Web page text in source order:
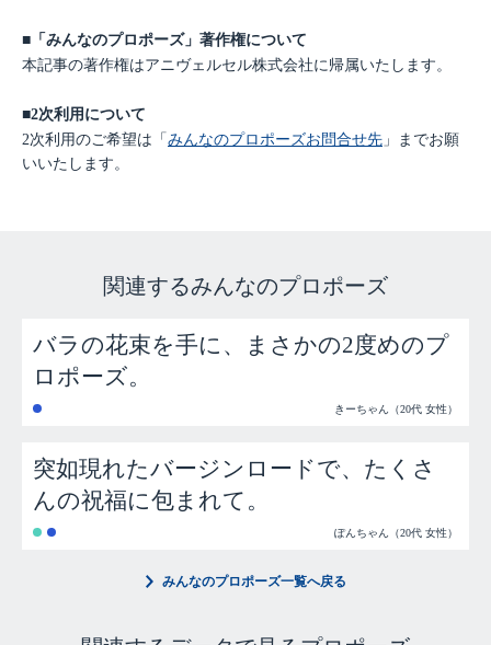
■「みんなのプロポーズ」著作権について
本記事の著作権はアニヴェルセル株式会社に帰属いたします。
■2次利用について
2次利用のご希望は「 みんなのプロポーズお問合せ先 」までお願
いいたします。
関連するみんなのプロポーズ
バラの花束を手に、まさかの2度めのプ
ロポーズ。
きーちゃん（20代 女性）
突如現れたバージンロードで、たくさ
んの祝福に包まれて。
ぽんちゃん（20代 女性）
みんなのプロポーズ一覧へ戻る